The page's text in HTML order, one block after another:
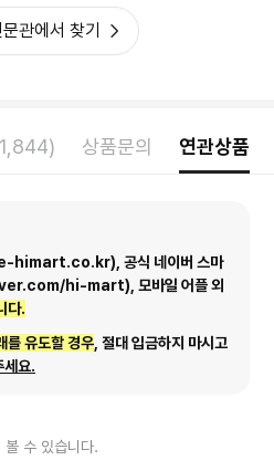
관에서 찾기
상품문의 연관상품
(e-himart.co.kr), 공식 네이버 스마
hi-mart), 모바일 어플 외
다.
를 유도할 경우, 절대 입금하지 마시고
세요.
수 있습니다.